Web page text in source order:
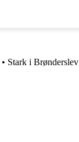
• Stark i Brønderslev